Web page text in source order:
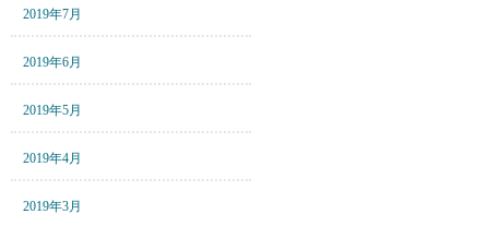
2019年7月
2019年6月
2019年5月
2019年4月
2019年3月